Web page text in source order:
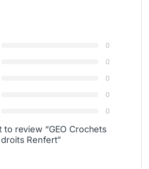
0
0
0
0
0
to review “GEO Crochets
Renfert”